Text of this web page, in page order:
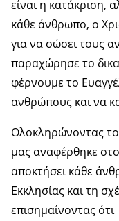
είναι η κατάκριση,
κάθε άνθρωπο, ο
για να σώσει τους
παραχώρησε το
φέρνουμε το
ανθρώπους και να
Ολοκληρώνοντας
μας αναφέρθηκε
αποκτήσει κάθε
Εκκλησίας και τη
επισημαίνοντας